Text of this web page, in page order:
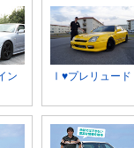
ン Ⅰ♥プレリュード